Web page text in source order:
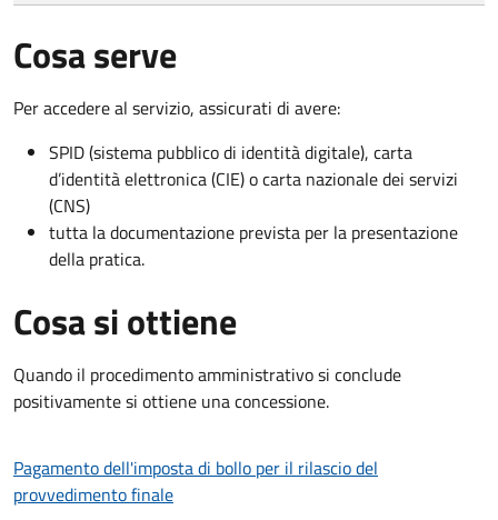
Cosa serve
Per accedere al servizio, assicurati di avere:
SPID (sistema pubblico di identità digitale), carta
d’identità elettronica (CIE) o carta nazionale dei servizi
(CNS)
tutta la documentazione prevista per la presentazione
della pratica.
Cosa si ottiene
Quando il procedimento amministrativo si conclude
positivamente si ottiene una concessione.
Pagamento dell'imposta di bollo per il rilascio del
provvedimento finale